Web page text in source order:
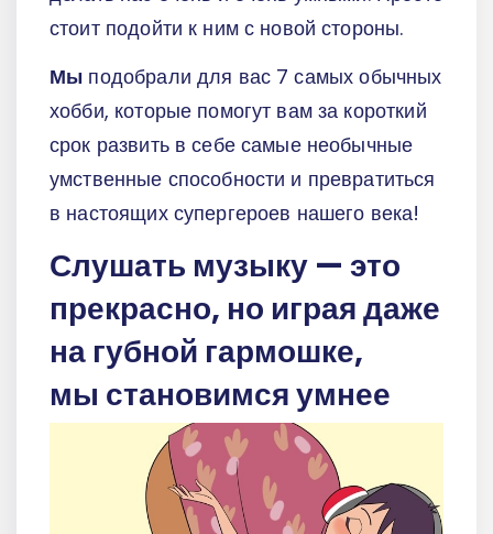
стоит подойти к ним с новой стороны.
Мы подобрали для вас 7 самых обычных
хобби, которые помогут вам за короткий
срок развить в себе самые необычные
умственные способности и превратиться
в настоящих супергероев нашего века!
Слушать музыку — это
прекрасно, но играя даже
на губной гармошке,
мы становимся умнее